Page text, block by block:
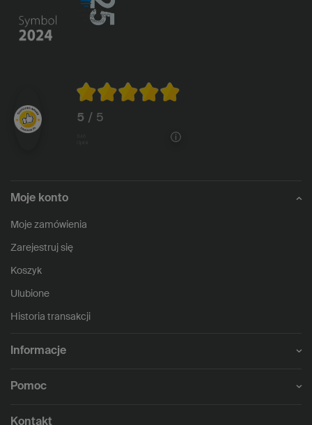
5 / 5
Moje konto
Moje zamówienia
Zarejestruj się
Koszyk
Ulubione
Historia transakcji
Informacje
Pomoc
Kontakt